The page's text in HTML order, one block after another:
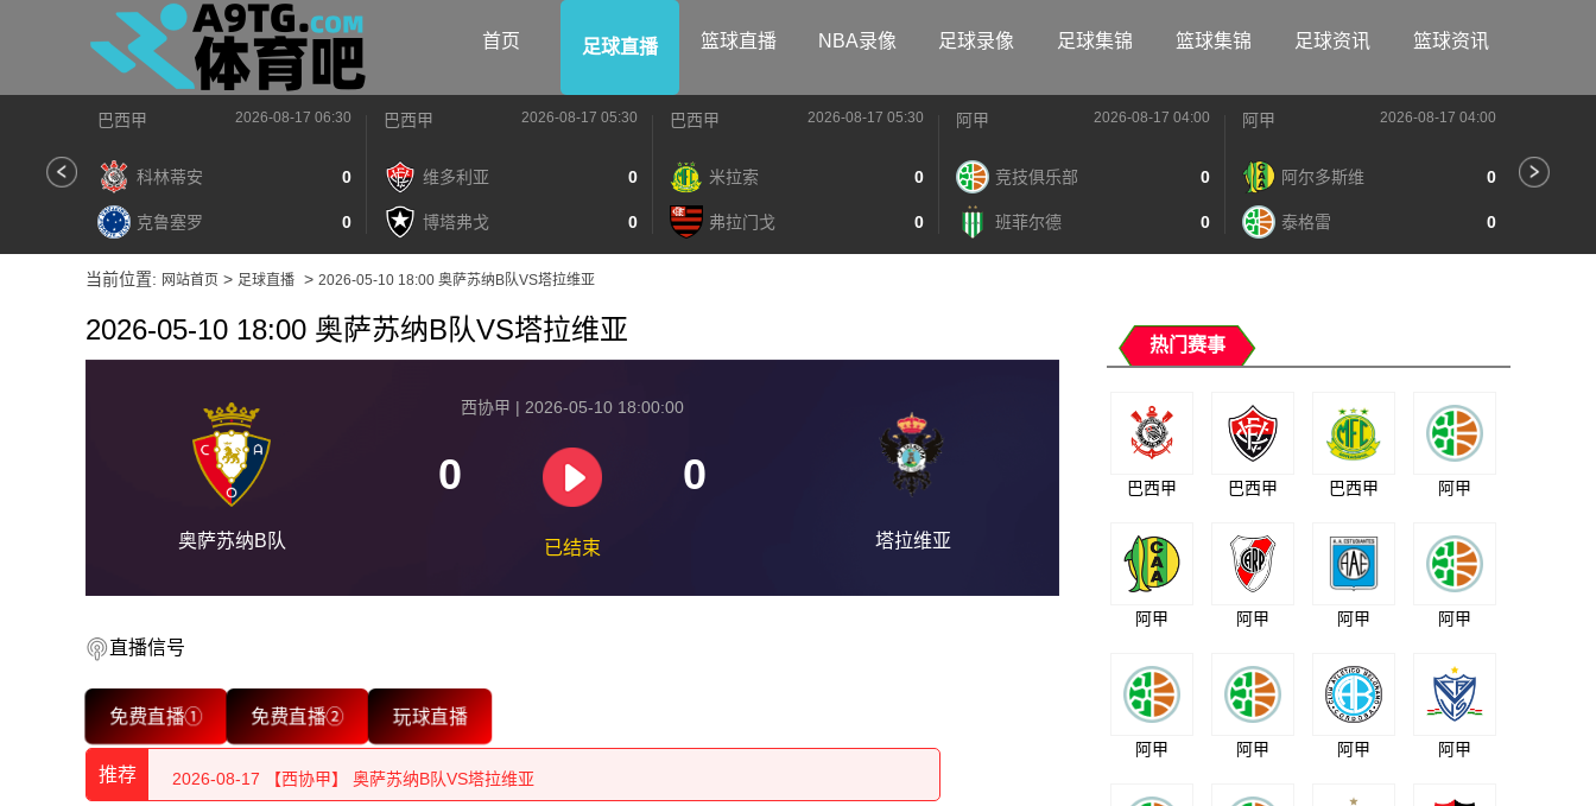
首页 足球直播 篮球直播 NBA录像 足球录像 足球集锦 篮球集锦 足球资讯 篮球资讯
巴西甲 2026-08-17 06:30
科林蒂安 0
克鲁塞罗 0
巴西甲 2026-08-17 05:30
维多利亚 0
博塔弗戈 0
巴西甲 2026-08-17 05:30
米拉索 0
弗拉门戈 0
阿甲 2026-08-17 04:00
竞技俱乐部 0
班菲尔德 0
阿甲 2026-08-17 04:00
阿尔多斯维 0
泰格雷 0
当前位置: 网站首页 > 足球直播 > 2026-05-10 18:00 奥萨苏纳B队VS塔拉维亚
2026-05-10 18:00 奥萨苏纳B队VS塔拉维亚
奥萨苏纳B队
西协甲 | 2026-05-10 18:00:00
0 0
已结束 塔拉维亚
直播信号
免费直播① 免费直播② 玩球直播
推荐
2026-08-17 【西协甲】 奥萨苏纳B队VS塔拉维亚
2026-08-17 【西协甲】 奥萨苏纳B队VS塔拉维亚
热门赛事
巴西甲 巴西甲 巴西甲 阿甲
阿甲 阿甲 阿甲 阿甲
阿甲 阿甲 阿甲 阿甲